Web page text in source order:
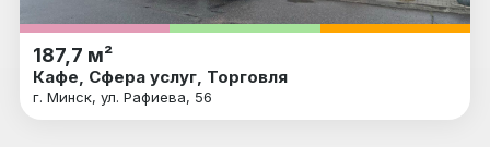
187,7 м²
Кафе, Сфера услуг, Торговля
г. Минск, ул. Рафиева, 56